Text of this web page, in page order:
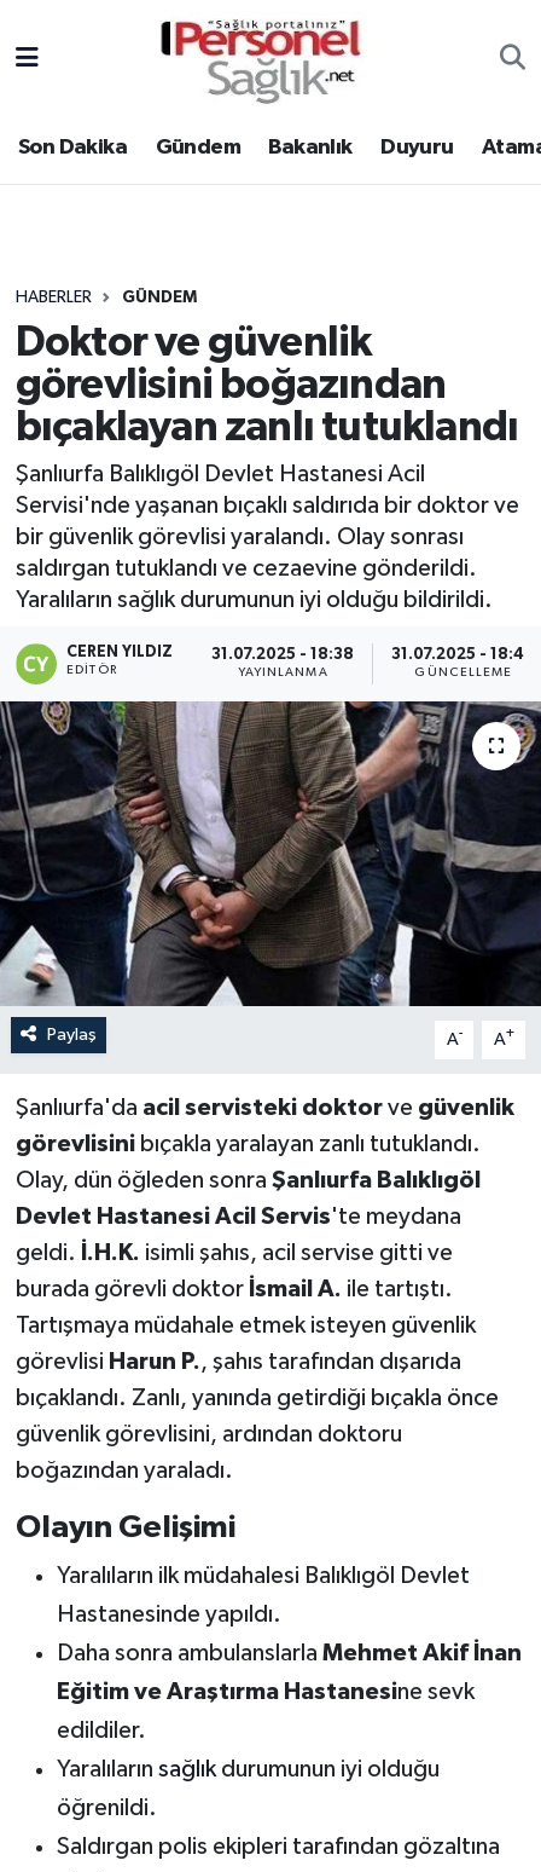
Son Dakika Gündem Bakanlık Duyuru
HABERLER GÜNDEM
Doktor ve güvenlik
görevlisini boğazından
bıçaklayan zanlı tutuklandı
Şanlıurfa Balıklıgöl Devlet Hastanesi Acil
Servisi'nde yaşanan bıçaklı saldırıda bir doktor ve
bir güvenlik görevlisi yaralandı. Olay sonrası
saldırgan tutuklandı ve cezaevine gönderildi.
Yaralıların sağlık durumunun iyi olduğu bildirildi.
CEREN YILDIZ
EDITÖR
31.07.2025 - 18:38
YAYINLANMA
31.07.2025 - 18:40
GÜNCELLEME
Paylaş A- A+
Şanlıurfa'da acil servisteki doktorve güvenlik
görevlisinibıçakla yaralayan zanlı tutuklandı.
Olay, dün öğleden sonra Şanlıurfa Balıklıgöl
Devlet Hastanesi Acil Servis'te meydana
geldi. İ.H.K. isimli şahıs, acil servise gitti ve
burada görevli doktor İsmail A. ile tartıştı.
Tartışmaya müdahale etmek isteyen güvenlik
görevlisi Harun P., şahıs tarafından dışarıda
bıçaklandı. Zanlı, yanında getirdiği bıçakla önce
güvenlik görevlisini, ardından doktoru
boğazından yaraladı.
Olayın Gelişimi
Yaralıların ilk müdahalesi Balıklıgöl Devlet
Hastanesinde yapıldı.
Daha sonra ambulanslarla Mehmet Akif İnan
Eğitim ve Araştırma Hastanesine sevk
edildiler.
Yaralıların sağlık durumunun iyi olduğu
öğrenildi.
Saldırgan polis ekipleri tarafından gözaltına
Gündem
Atamalar
Mevzuat
Sendika
Kpss - Sınav
Nöbetçi Eczaneler
Hava Durumu
Tüm Manşetler
Son Dakika Haberleri
Haber Arşivi